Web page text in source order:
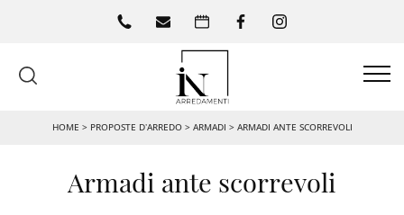
HOME > PROPOSTE D’ARREDO> ARMADI > ARMADI ANTE SCORREVOLI
Armadi ante scorrevoli